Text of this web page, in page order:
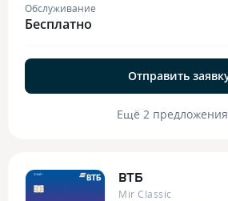
Обслуживание
Бесплатно
Отправить
Ещё 2 предложения
ВТБ
Mir Classic